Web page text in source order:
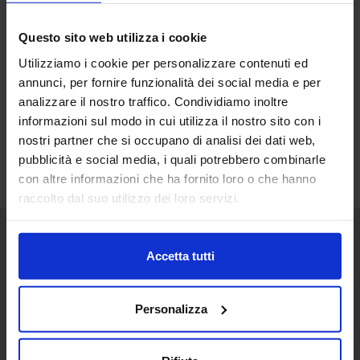
Questo sito web utilizza i cookie
Utilizziamo i cookie per personalizzare contenuti ed
annunci, per fornire funzionalità dei social media e per
analizzare il nostro traffico. Condividiamo inoltre
informazioni sul modo in cui utilizza il nostro sito con i
nostri partner che si occupano di analisi dei dati web,
pubblicità e social media, i quali potrebbero combinarle
con altre informazioni che ha fornito loro o che hanno
raccolto dal suo utilizzo dei loro servizi.
Accetta tutti
Personalizza
Senaf srl
+ 39 02.332039460